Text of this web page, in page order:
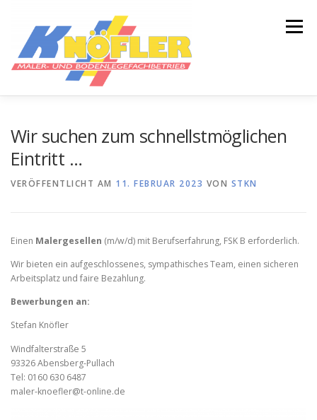
springen
Menü
Wir suchen zum schnellstmöglichen
Eintritt …
VERÖFFENTLICHT AM 11. FEBRUAR 2023 VON STKN
Einen Malergesellen (m/w/d) mit Berufserfahrung, FSK B erforderlich.
Wir bieten ein aufgeschlossenes, sympathisches Team, einen sicheren
Arbeitsplatz und faire Bezahlung.
Bewerbungen an:
Stefan Knöfler
Windfalterstraße 5
93326 Abensberg-Pullach
Tel: 0160 630 6487
maler-knoefler@t-online.de